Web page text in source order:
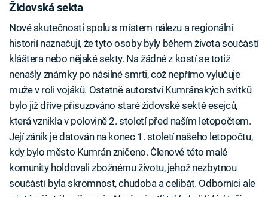
Židovská sekta
Nové skutečnosti spolu s místem nálezu a regionální
historií naznačují, že tyto osoby byly během života součástí
kláštera nebo nějaké sekty. Na žádné z kostí se totiž
nenašly známky po násilné smrti, což nepřímo vylučuje
muže v roli vojáků. Ostatně autorství Kumránských svitků
bylo již dříve přisuzováno staré židovské sektě esejců,
která vznikla v polovině 2. století před naším letopočtem.
Její zánik je datován na konec 1. století našeho letopočtu,
kdy bylo město Kumrán zničeno. Členové této malé
komunity holdovali zbožnému životu, jehož nezbytnou
součástí byla skromnost, chudoba a celibát. Odborníci ale